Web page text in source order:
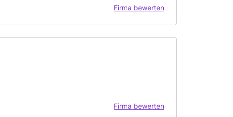
Firma bewerten
Firma bewerten